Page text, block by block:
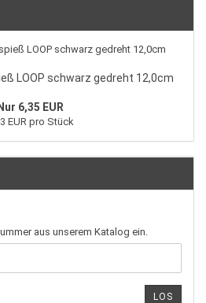
LOOP schwarz gedreht 12,0cm
Nur 6,35 EUR
EUR pro Stück
aus unserem Katalog ein.
LOS